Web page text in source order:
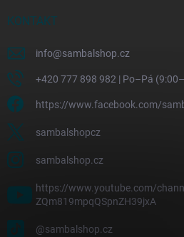
KONTAKT
info@sambalshop.cz
+420 777 898 982 | Po–Pá
https://www.facebook.com/
sambalshopcz
sambalshop.cz
https://www.youtube.com/
ZQm819mpqQSpnZH39jxA
@sambalshop.cz